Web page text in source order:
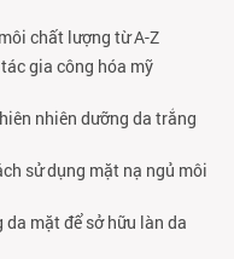
chất lượng từ A-Z
gia công hóa mỹ
nhiên dưỡng da trắng
sử dụng mặt nạ ngủ môi
mặt để sở hữu làn da